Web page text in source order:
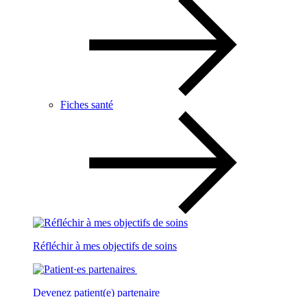
Fiches santé
Réfléchir à mes objectifs de soins
Devenez patient(e) partenaire